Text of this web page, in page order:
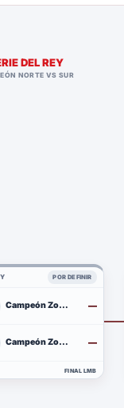
DEL REY
NORTE VS SUR
POR DEFINIR
Campeón Zona Norte —
Campeón Zona Sur —
FINAL LMB